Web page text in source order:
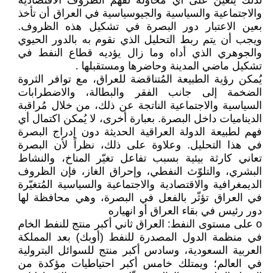
والاجتماعية والسياسية والجيوسياسية في العراق أن تأخذ
بعين الاعتبار دور البصرة في تشكيل هذه الظروف.
ويجب أن يتم ربط التحليل الذي نقوم به بالدور الحيوي
والجوهري الذي أداه وما زال يؤديه قطاع النفط في
تشكيل ماضي المدينة وحاضرها ومستقبلها .
يُمكن رؤية الطبيعة المُتناقضة للعراق، مع توافر الثروة
الضخمة إلى جانب الفقر والبطالة، والاضطرابات
السياسية والاجتماعية الناتجة عن ذلك، من خلال مُراقبة
الديناميات داخل البصرة. بعبارة أخرى، لا يُمكن اكتمال أي
فهم لطبيعة الدولة العراقية الحديثة دون إدراج البصرة
في هذا التحليل. وعلاوة على ذلك، نظراً لأن البصرة
تعاني كارثة بيئية بسبب تفاعل تغيّر المناخ، والنشاط
البشري، والتلوّث النفطي، وإحراق الغاز، فإن الظروف
الديمغرافية والاقتصادية والاجتماعية والسياسية المُتغيّرة
في العراق تؤثّر بالفعل في البصرة، وهي محافظة لها
دور رئيس في بقاء العراق أو انهياره
o على مستوى النفط: العراق ثاني أكبر منتج للنفط الخام
في منظمة الدول المصدرة للنفط (أوبك) بعد المملكة
العربية السعودية، وسادس أكبر منتج للسوائل البترولية
في العالم؛ ويمتلك خامس أكبر احتياطيات مؤكدة من